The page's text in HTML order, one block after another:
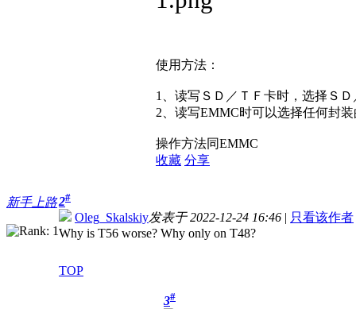
使用方法：
1、读写ＳＤ／ＴＦ卡时，选择Ｓ
2、读写EMMC时可以选择任何封
操作方法同EMMC
收藏 分享
新手上路2#
Oleg_Skalskiy发表于 2022-12-24 16:46 | 只看该作者
Why is T56 worse? Why only on T48?
TOP
3#